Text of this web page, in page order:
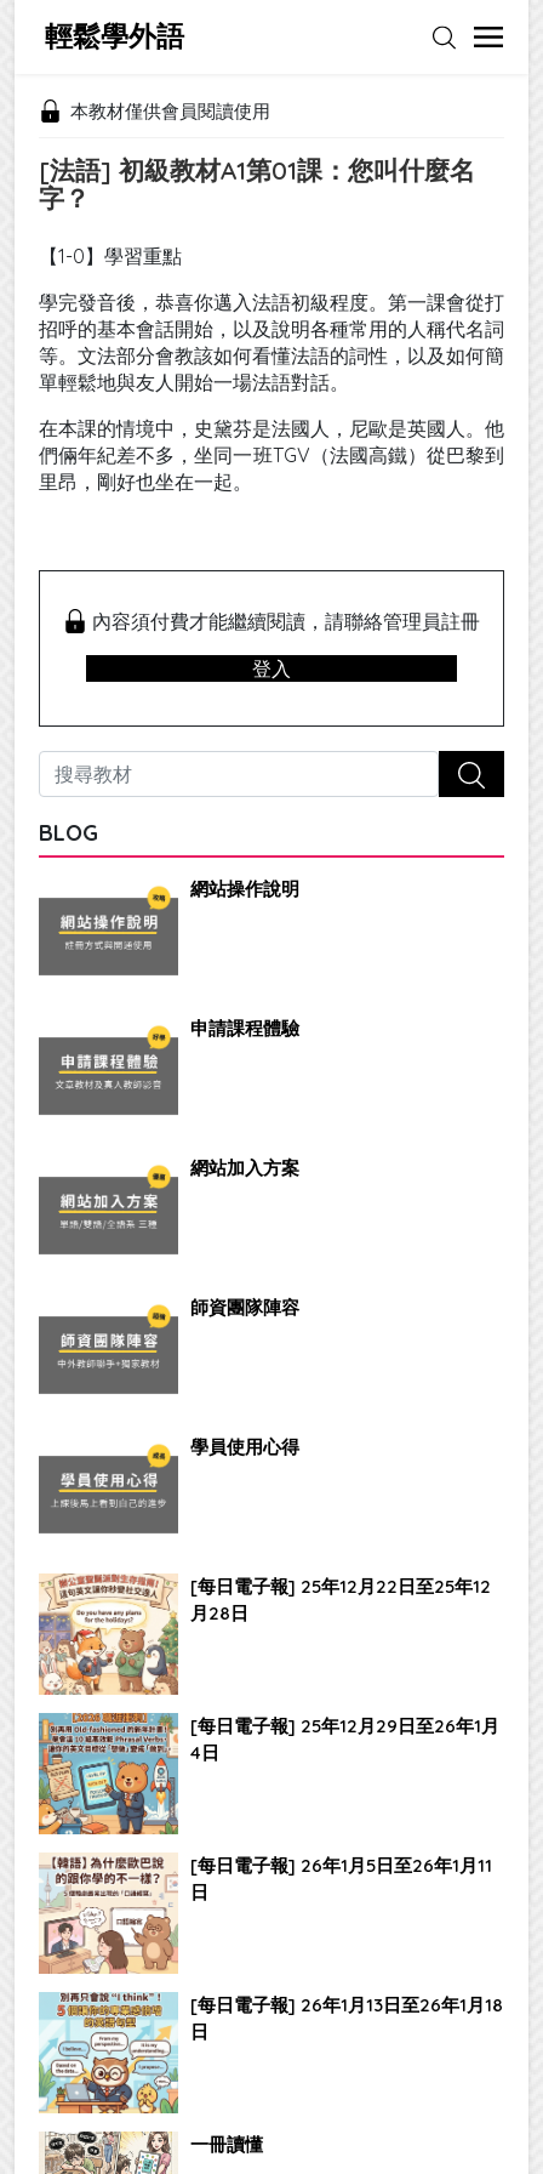
輕鬆學外語
本教材僅供會員閱讀使用
[法語] 初級教材A1第01課：您叫什麼名
字？
【1-0】學習重點
學完發音後，恭喜你邁入法語初級程度。第一課會從打
招呼的基本會話開始，以及說明各種常用的人稱代名詞
等。文法部分會教該如何看懂法語的詞性，以及如何簡
單輕鬆地與友人開始一場法語對話。
在本課的情境中，史黛芬是法國人，尼歐是英國人。他
們倆年紀差不多，坐同一班TGV（法國高鐵）從巴黎到
里昂，剛好也坐在一起。
內容須付費才能繼續閱讀，請聯絡管理員註冊
登入
BLOG
網站操作說明
申請課程體驗
網站加入方案
師資團隊陣容
學員使用心得
[每日電子報] 25年12月22日至25年12
月28日
[每日電子報] 25年12月29日至26年1月
4日
[每日電子報] 26年1月5日至26年1月11
日
[每日電子報] 26年1月13日至26年1月18
日
一冊讀懂